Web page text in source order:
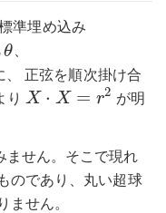
準埋め込み
θ、
、 正弦を順次掛け合
り X ⋅ X = r2
X⋅X =r2
が明
ません。そこで現れ
のであり、丸い超球
せん。